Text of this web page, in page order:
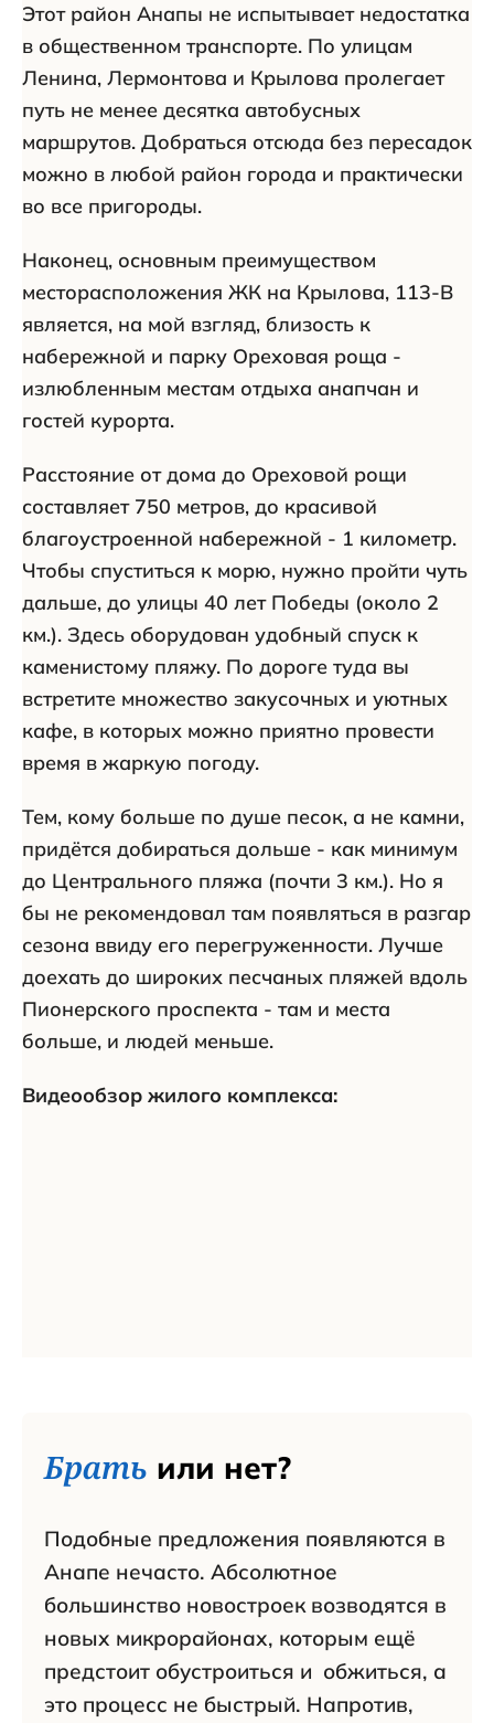
Этот район Анапы не испытывает недостатка
в общественном транспорте. По улицам
Ленина, Лермонтова и Крылова пролегает
путь не менее десятка автобусных
маршрутов. Добраться отсюда без пересадок
можно в любой район города и практически
во все пригороды.
Наконец, основным преимуществом
месторасположения ЖК на Крылова, 113-В
является, на мой взгляд, близость к
набережной и парку Ореховая роща -
излюбленным местам отдыха анапчан и
гостей курорта.
Расстояние от дома до Ореховой рощи
составляет 750 метров, до красивой
благоустроенной набережной - 1 километр.
Чтобы спуститься к морю, нужно пройти чуть
дальше, до улицы 40 лет Победы (около 2
км.). Здесь оборудован удобный спуск к
каменистому пляжу. По дороге туда вы
встретите множество закусочных и уютных
кафе, в которых можно приятно провести
время в жаркую погоду.
Тем, кому больше по душе песок, а не камни,
придётся добираться дольше - как минимум
до Центрального пляжа (почти 3 км.). Но я
бы не рекомендовал там появляться в разгар
сезона ввиду его перегруженности. Лучше
доехать до широких песчаных пляжей вдоль
Пионерского проспекта - там и места
больше, и людей меньше.
Видеообзор жилого комплекса:
Брать или нет?
Подобные предложения появляются в
Анапе нечасто. Абсолютное
большинство новостроек возводятся в
новых микрорайонах, которым ещё
предстоит обустроиться и обжиться, а
это процесс не быстрый. Напротив,